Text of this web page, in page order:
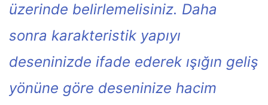
üzerinde belirlemelisiniz. Daha
sonra karakteristik yapıyı
deseninizde ifade ederek ışığın geliş
yönüne göre deseninize hacim